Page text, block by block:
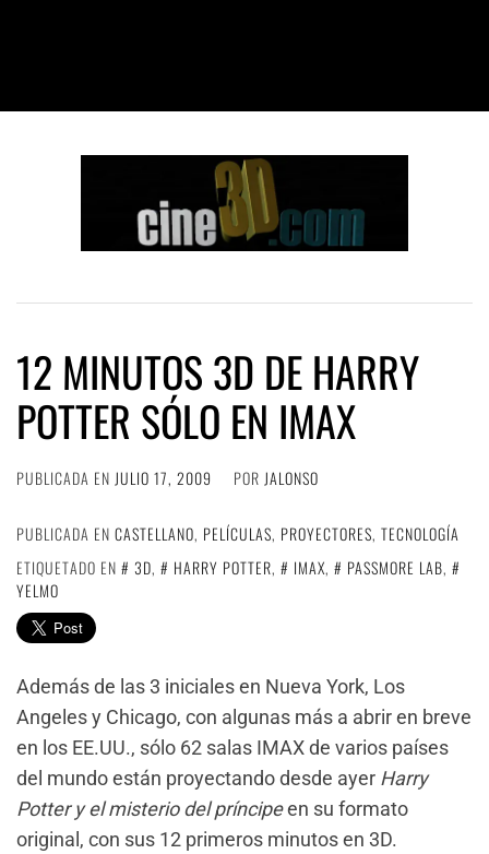
12 MINUTOS 3D DE HARRY
POTTER SÓLO EN IMAX
PUBLICADA EN JULIO 17, 2009 POR JALONSO
PUBLICADA EN CASTELLANO, PELÍCULAS, PROYECTORES, TECNOLOGÍA
ETIQUETADO EN
3D, HARRY POTTER, IMAX, PASSMORE LAB,
YELMO
Además de las 3 iniciales en Nueva York, Los
Angeles y Chicago, con algunas más a abrir en breve
en los EE.UU., sólo 62 salas IMAX de varios países
del mundo están proyectando desde ayer Harry
Potter y el misterio del príncipeen su formato
original, con sus 12 primeros minutos en 3D.